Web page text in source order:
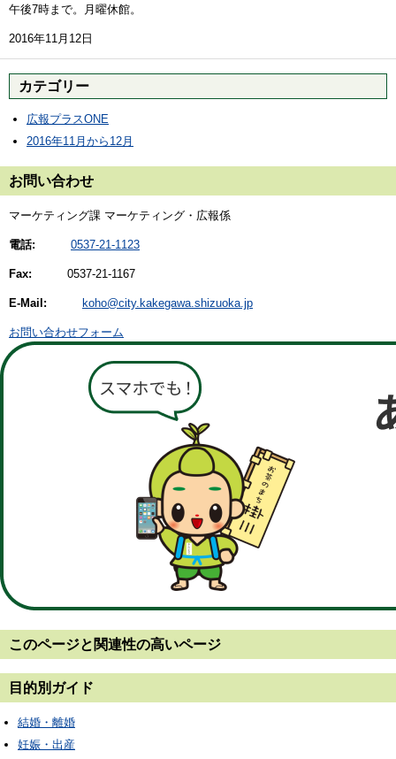
午後7時まで。月曜休館。
2016年11月12日
カテゴリー
広報プラスONE
2016年11月から12月
お問い合わせ
マーケティング課 マーケティング・広報係
電話: 0537-21-1123
Fax: 0537-21-1167
E-Mail: koho@city.kakegawa.shizuoka.jp
お問い合わせフォーム
このページと 関連性の高いページ
目的別ガイド
結婚・離婚
妊娠・出産